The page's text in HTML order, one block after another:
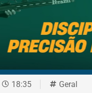
18:35 Geral